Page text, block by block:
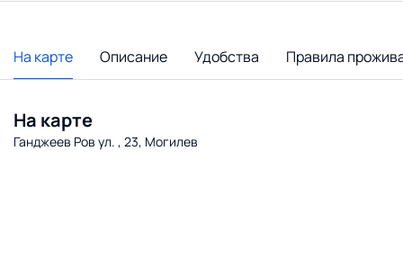
На карте Описание Удобства Правила
На карте
Ганджеев Ров ул. , 23, Могилев